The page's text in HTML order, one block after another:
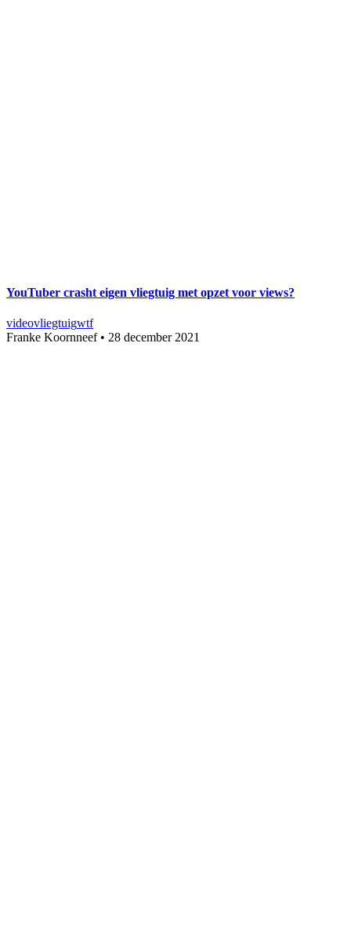
YouTuber crasht eigen vliegtuig met opzet voor views?
videovliegtuigwtf
Franke Koornneef• 28 december 2021